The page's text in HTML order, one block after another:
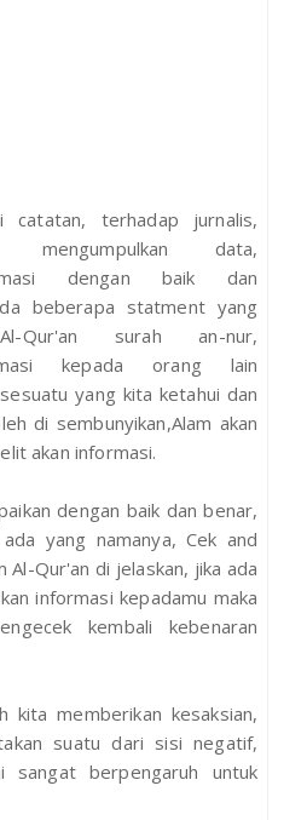
catatan, terhadap jurnalis,
mengumpulkan data,
dengan baik dan
beberapa statment yang
Qur'an surah an-nur,
kepada orang lain
yang kita ketahui dan
di sembunyikan,Alam akan
akan informasi.
dengan baik dan benar,
yang namanya, Cek and
Al-Qur'an di jelaskan, jika ada
informasi kepadamu maka
kembali kebenaran
kita memberikan kesaksian,
suatu dari sisi negatif,
sangat berpengaruh untuk